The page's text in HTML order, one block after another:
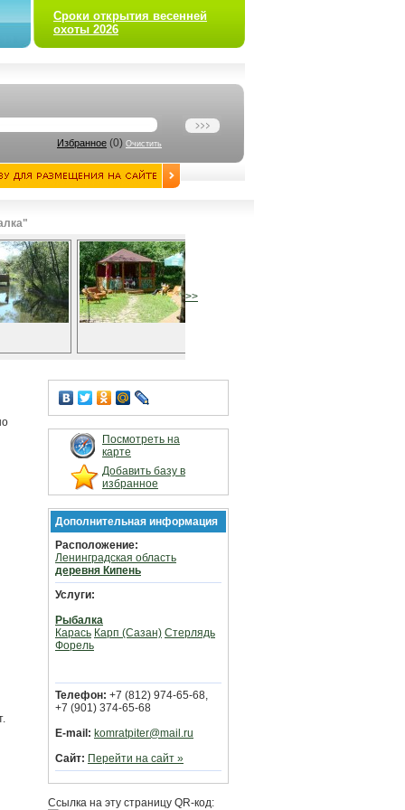
Сроки открытия весенней
охоты 2026
Избранное (0) Очистить
>>
Посмотреть на
карте
Добавить базу в
избранное
Дополнительная информация
Расположение:
Ленинградская область
деревня Кипень
Услуги:
Рыбалка
Карась Карп (Сазан) Стерлядь
Форель
Телефон: +7 (812) 974-65-68,
+7 (901) 374-65-68
E-mail: komratpiter@mail.ru
Сайт: Перейти на сайт »
Ссылка на эту страницу QR-код: